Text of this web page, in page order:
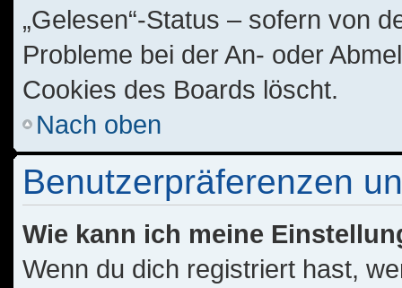
„Gelesen“-Status – sofern von
Probleme bei der An- oder
Cookies des Boards löscht.
Nach oben
Benutzerpräferenzen
Wie kann ich meine
Wenn du dich registriert hast,